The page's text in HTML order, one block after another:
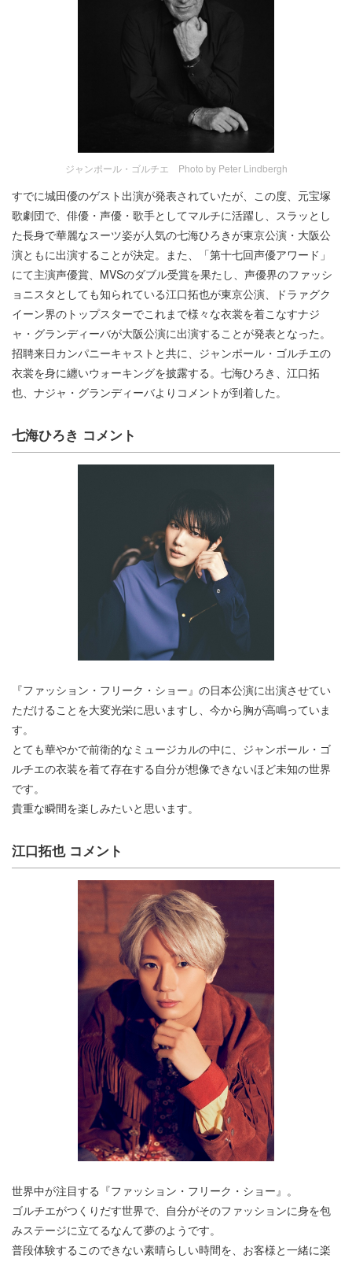
ジャンポール・ゴルチエ Photo by Peter Lindbergh
すでに城田優のゲスト出演が発表されていたが、この度、元宝塚
歌劇団で、俳優・声優・歌手としてマルチに活躍し、スラッとし
た長身で華麗なスーツ姿が人気の七海ひろきが東京公演・大阪公
演ともに出演することが決定。また、「第十七回声優アワード」
にて主演声優賞、MVSのダブル受賞を果たし、声優界のファッシ
ョニスタとしても知られている江口拓也が東京公演、ドラァグク
イーン界のトップスターでこれまで様々な衣裳を着こなすナジ
ャ・グランディーバが大阪公演に出演することが発表となった。
招聘来日カンパニーキャストと共に、ジャンポール・ゴルチエの
衣裳を身に纏いウォーキングを披露する。七海ひろき、江口拓
也、ナジャ・グランディーバよりコメントが到着した。
七海ひろき コメント
『ファッション・フリーク・ショー』の日本公演に出演させてい
ただけることを大変光栄に思いますし、今から胸が高鳴っていま
す。
とても華やかで前衛的なミュージカルの中に、ジャンポール・ゴ
ルチエの衣装を着て存在する自分が想像できないほど未知の世界
です。
貴重な瞬間を楽しみたいと思います。
江口拓也 コメント
世界中が注目する『ファッション・フリーク・ショー』。
ゴルチエがつくりだす世界で、自分がそのファッションに身を包
みステージに立てるなんて夢のようです。
普段体験するこのできない素晴らしい時間を、お客様と一緒に楽